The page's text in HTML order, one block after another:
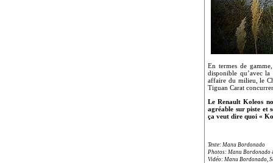
En termes de
disponible qu’avec
affaire du milieu, le
Tiguan Carat
Le Renault Koleos
agréable sur piste et
ça veut dire quoi «
Texte: Manu Bordonado
Photos: Manu Bordonado
Vidéo: Manu Bordonado,